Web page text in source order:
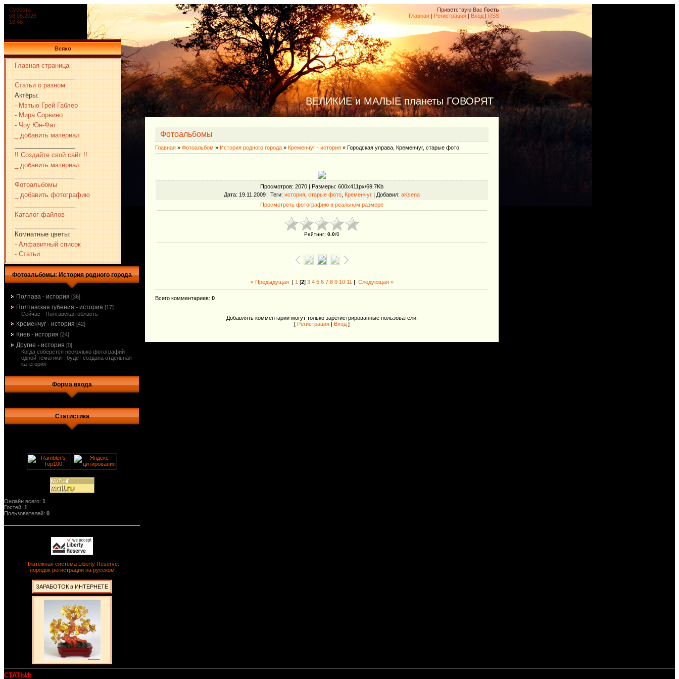
Суббота
08.08.2026
18:48
Приветствую Вас Гость
Главная | Регистрация | Вход | RSS
Всяко
Главная страница
Статьи о разном
Актёры:
- Мэтью Грей Габлер
- Мира Сорвино
- Чоу Юн-Фат
_ добавить материал
!! Создайте свой сайт !!
_ добавить материал
Фотоальбомы
_ добавить фотографию
Каталог файлов
Комнатные цветы:
- Алфавитный список
- Статьи
Фотоальбомы: История родного города
Полтава - история [36]
Полтавская губения - история [17]
Сейчас - Полтавская область
Кременчуг - история [42]
Киев - история [24]
Другие - история [0]
Когда соберется несколько фотографий
одной тематики - будет создана отдельная
категория
Форма входа
Статистика
Онлайн всего: 1
Гостей: 1
Пользователей: 0
Платежная система Liberty Reserve:
порядок регистрации на русском
ЗАРАБОТОК в ИНТЕРНЕТЕ
ВЕЛИКИЕ и МАЛЫЕ планеты ГОВОРЯТ
Фотоальбомы
Главная » Фотоальбом » История родного города » Кременчуг - история » Городская управа, Кременчуг, старые фото
Просмотров: 2070 | Размеры: 600x411px/69.7Kb
Дата: 19.11.2009 | Теги: история старые фото Кременчуг | Добавил: aKsena
Просмотреть фотографию в реальном размере
Рейтинг: 0.0/0
« Предыдущая| 1 [2] 3 4 5 6 7 8 9 10 11 | Следующая »
Всего комментариев: 0
Добавлять комментарии могут только зарегистрированные пользователи.
[ Регистрация Вход ]
СТАТЬИ: